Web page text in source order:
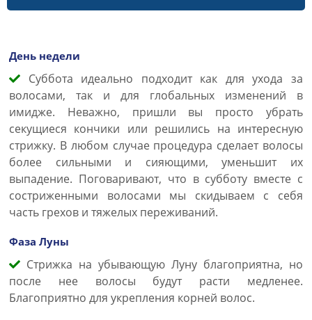
День недели
Суббота идеально подходит как для ухода за
волосами, так и для глобальных изменений в
имидже. Неважно, пришли вы просто убрать
секущиеся кончики или решились на интересную
стрижку. В любом случае процедура сделает волосы
более сильными и сияющими, уменьшит их
выпадение. Поговаривают, что в субботу вместе с
состриженными волосами мы скидываем с себя
часть грехов и тяжелых переживаний.
Фаза Луны
Стрижка на убывающую Луну благоприятна, но
после нее волосы будут расти медленее.
Благоприятно для укрепления корней волос.